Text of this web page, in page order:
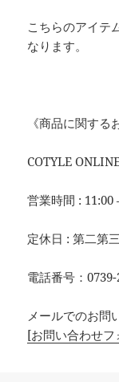
こちらのアイ
なります。
《商品に関する
COTYLE
営業時間 : 11:00
定休日 : 第二第
電話番号：
メールでのお問
[お問い合わせフ